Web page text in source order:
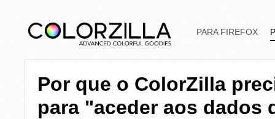
PARA FIREFOX
Por que o ColorZilla
para "aceder aos dados